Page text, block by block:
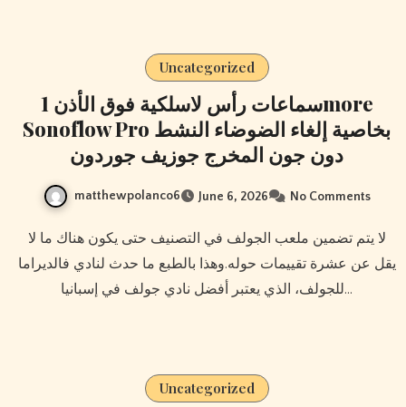
Uncategorized
سماعات رأس لاسلكية فوق الأذن 1more
Sonoflow Pro بخاصية إلغاء الضوضاء النشط
دون جون المخرج جوزيف جوردون
matthewpolanco6 June 6, 2026 No Comments
لا يتم تضمين ملعب الجولف في التصنيف حتى يكون هناك ما لا
يقل عن عشرة تقييمات حوله.وهذا بالطبع ما حدث لنادي فالديراما
للجولف، الذي يعتبر أفضل نادي جولف في إسبانيا…
Uncategorized